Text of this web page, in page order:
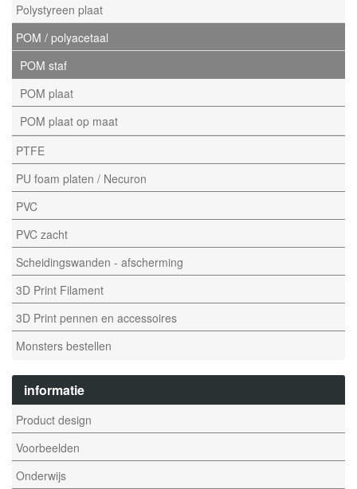
Polystyreen plaat
POM / polyacetaal
POM staf
POM plaat
POM plaat op maat
PTFE
PU foam platen / Necuron
PVC
PVC zacht
Scheidingswanden - afscherming
3D Print Filament
3D Print pennen en accessoires
Monsters bestellen
informatie
Product design
Voorbeelden
Onderwijs